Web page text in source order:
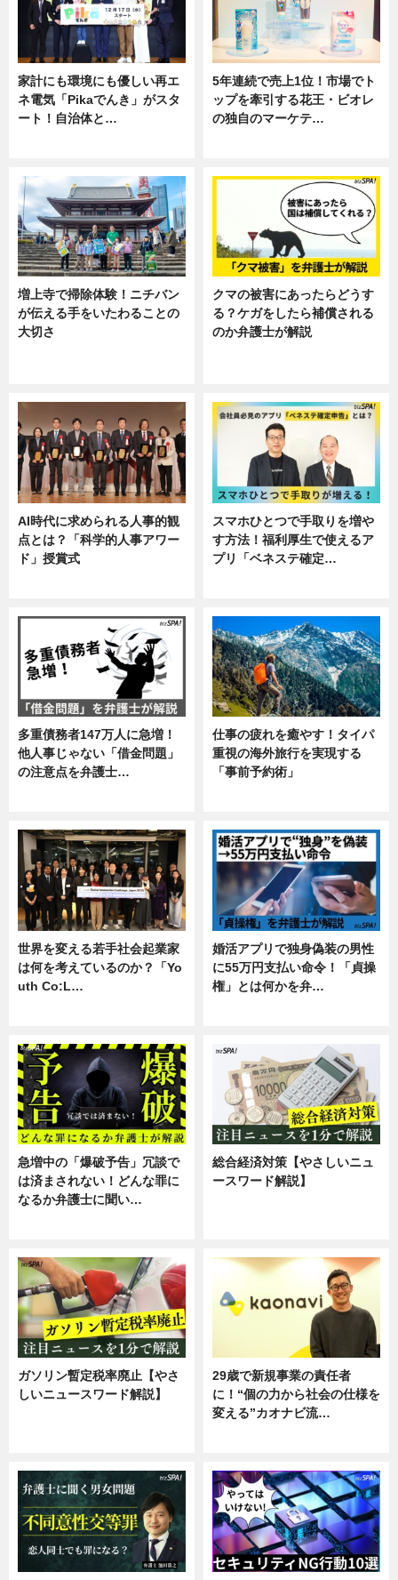
家計にも環境にも優しい再エ
ネ電気「Pikaでんき」がスタ
ート！自治体と…
5年連続で売上1位！市場でト
ップを牽引する花王・ビオレ
の独自のマーケテ…
増上寺で掃除体験！ニチバン
が伝える手をいたわることの
大切さ
クマの被害にあったらどうす
る？ケガをしたら補償される
のか弁護士が解説
AI時代に求められる人事的観
点とは？「科学的人事アワー
ド」授賞式
スマホひとつで手取りを増や
す方法！福利厚生で使えるア
プリ「ベネステ確定…
多重債務者147万人に急増！
他人事じゃない「借金問題」
の注意点を弁護士…
仕事の疲れを癒やす！タイパ
重視の海外旅行を実現する
「事前予約術」
世界を変える若手社会起業家
は何を考えているのか？「Yo
uth Co:L…
婚活アプリで独身偽装の男性
に55万円支払い命令！「貞操
権」とは何かを弁…
急増中の「爆破予告」冗談で
は済まされない！どんな罪に
なるか弁護士に聞い…
総合経済対策【やさしいニュ
ースワード解説】
ガソリン暫定税率廃止【やさ
しいニュースワード解説】
29歳で新規事業の責任者
に！“個の力から社会の仕様を
変える”カオナビ流…